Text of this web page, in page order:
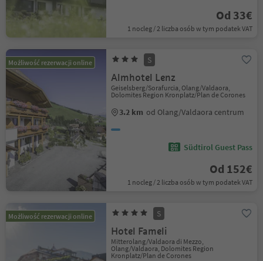
Od 33€
1 nocleg / 2 liczba osób w tym podatek VAT
Możliwość rezerwacji online S
Almhotel Lenz
Geiselsberg/Sorafurcia, Olang/Valdaora,
Dolomites Region Kronplatz/Plan de Corones
3.2 km od Olang/Valdaora centrum
Südtirol Guest Pass
Od 152€
1 nocleg / 2 liczba osób w tym podatek VAT
Możliwość rezerwacji online S
Hotel Fameli
Mitterolang/Valdaora di Mezzo,
Olang/Valdaora, Dolomites Region
Kronplatz/Plan de Corones